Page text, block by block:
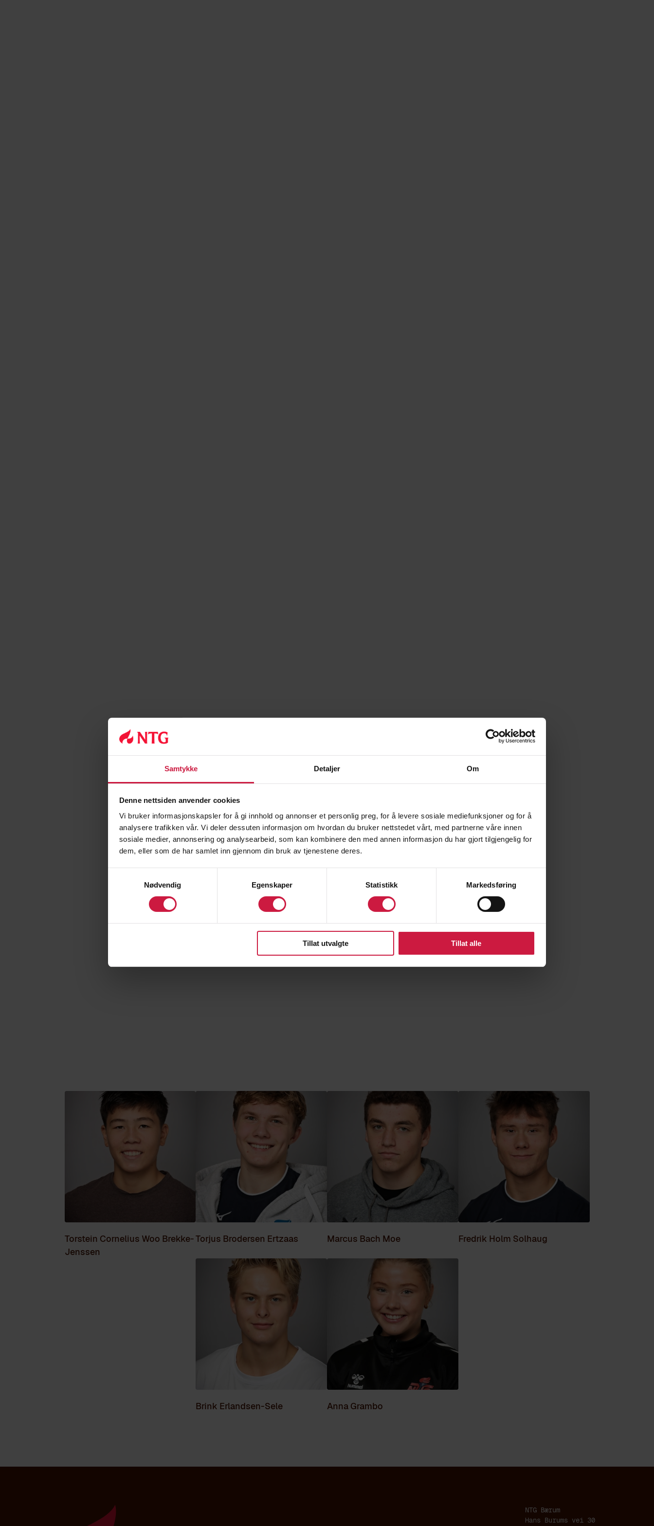
Samtykke Detaljer Om
Denne nettsiden anvender cookies
Vi bruker informasjonskapsler for å gi innhold og annonser et personlig preg, for å levere sosiale mediefunksjoner og for å
analysere trafikken vår. Vi deler dessuten informasjon om hvordan du bruker nettstedet vårt, med partnerne våre innen
sosiale medier, annonsering og analysearbeid, som kan kombinere den med annen informasjon du har gjort tilgjengelig for
dem, eller som de har samlet inn gjennom din bruk av tjenestene deres.
Nødvendig
Egenskaper Statistikk Markedsføring
Tillat utvalgte Tillat alle
Torstein Cornelius Woo Brekke-
Jenssen
Torjus Brodersen Ertzaas Marcus Bach Moe Fredrik Holm Solhaug
Brink Erlandsen-Sele Anna Grambo
NTG Bærum
Hans Burums vei 30